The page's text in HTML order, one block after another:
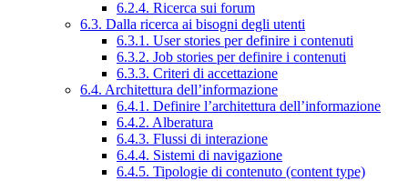
6.2.4. Ricerca sui forum
6.3. Dalla ricerca ai bisogni degli utenti
6.3.1. User stories per definire i contenuti
6.3.2. Job stories per definire i contenuti
6.3.3. Criteri di accettazione
6.4. Architettura dell’informazione
6.4.1. Definire l’architettura dell’informazione
6.4.2. Alberatura
6.4.3. Flussi di interazione
6.4.4. Sistemi di navigazione
6.4.5. Tipologie di contenuto (content type)